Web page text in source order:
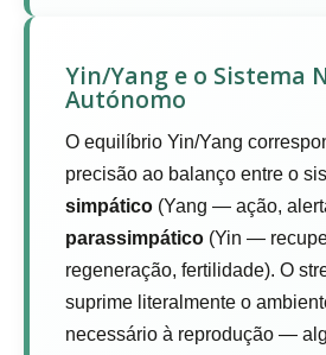
Yin/Yang e o Sistema
Autónomo
O equilíbrio Yin/Yang
precisão ao balanço entre o
simpático (Yang — ação,
parassimpático (Yin —
regeneração, fertilidade). O
suprime literalmente o
necessário à reprodução —